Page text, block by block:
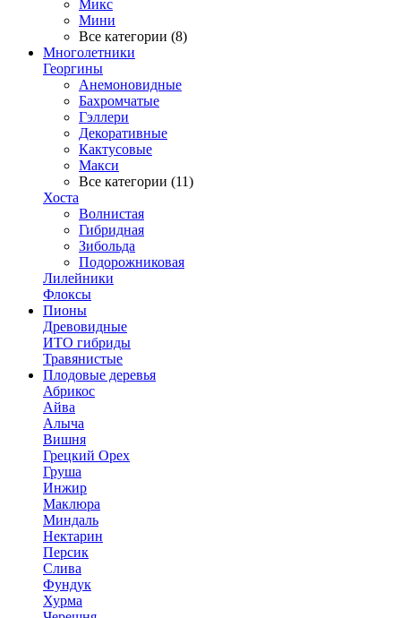
Микс
Мини
Все категории (8)
Многолетники
Георгины
Анемоновидные
Бахромчатые
Гэллери
Декоративные
Кактусовые
Макси
Все категории (11)
Хоста
Волнистая
Гибридная
Зибольда
Подорожниковая
Лилейники
Флоксы
Пионы
Древовидные
ИТО гибриды
Травянистые
Плодовые деревья
Абрикос
Айва
Алыча
Вишня
Грецкий Орех
Груша
Инжир
Маклюра
Миндаль
Нектарин
Персик
Слива
Фундук
Хурма